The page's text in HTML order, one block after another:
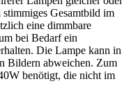
Gesamtbild im
eine dimmbare
bei Bedarf ein
Die Lampe kann in
Bildern abweichen. Zum
benötigt, die nicht im